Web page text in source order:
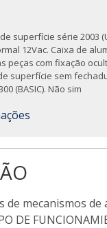
superfície série 2003
12Vac. Caixa de
peças com fixação
superfície sem
(BASIC). Não sim
de mecanismos
DE